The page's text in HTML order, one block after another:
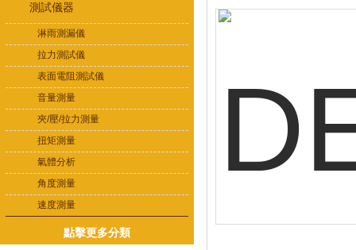
測試儀器
淋雨測漏儀
拉力測試儀
表面電阻測試儀
音量測量
夾/壓/拉力測量
扭矩測量
氣體分析
角度測量
速度測量
點擊更多分類